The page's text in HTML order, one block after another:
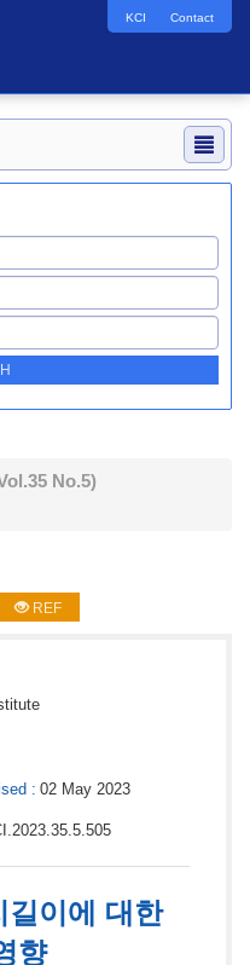
KCI Contact
No.5)
REF
: 02 May 2023
길이에 대한
향